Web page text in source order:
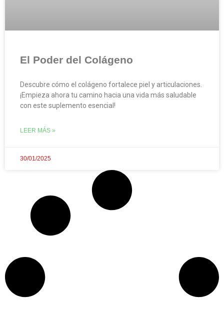
El Poder del Colágeno
Descubre cómo el colágeno fortalece piel y articulaciones.
¡Empieza ahora tu camino hacia una vida más saludable
con este suplemento esencial!
LEER MÁS »
30/01/2025